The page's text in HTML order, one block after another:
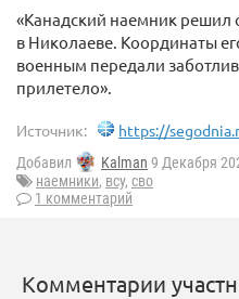
«Канадский наемник решил
в Николаеве. Координаты
военным передали
прилетело».
Источник: https://
Добавил Kalman 9 Декабря
наемники, всу, сво
1 комментарий
Комментарии